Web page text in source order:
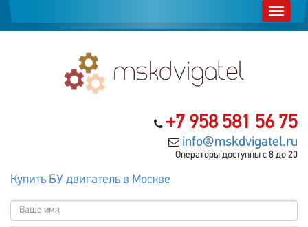
+7 958 581 56 75
info@mskdvigatel.ru
Операторы доступны с 8 до 20
Купить БУ двигатель в Москве